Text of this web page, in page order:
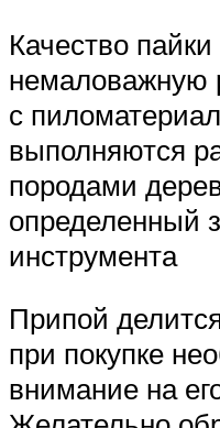
Качество
немаловажную
с
выполняются
породами
определенный
инструмента
Припой
при покупке
внимание на